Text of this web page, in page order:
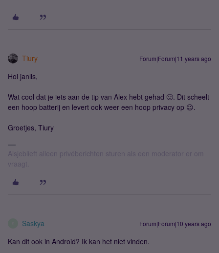
Tiury Forum|Forum|11 years ago
Hoi janlis,
Wat cool dat je iets aan de tip van Alex hebt gehad 🙂. Dit scheelt
een hoop batterij en levert ook weer een hoop privacy op 😉.
Groetjes, Tiury
Alsjeblieft alleen privéberichten sturen als een moderator er om
vraagt.
Saskya Forum|Forum|10 years ago
Kan dit ook in Android? Ik kan het niet vinden.